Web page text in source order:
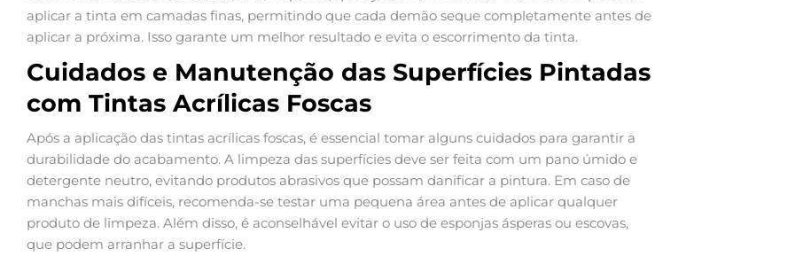
aplicar a tinta em camadas finas, permitindo que cada demão seque completamente antes de
aplicar a próxima. Isso garante um melhor resultado e evita o escorrimento da tinta.
Cuidados e Manutenção das Superfícies Pintadas
com Tintas Acrílicas Foscas
Após a aplicação das tintas acrílicas foscas, é essencial tomar alguns cuidados para garantir a
durabilidade do acabamento. A limpeza das superfícies deve ser feita com um pano úmido e
detergente neutro, evitando produtos abrasivos que possam danificar a pintura. Em caso de
manchas mais difíceis, recomenda-se testar uma pequena área antes de aplicar qualquer
produto de limpeza. Além disso, é aconselhável evitar o uso de esponjas ásperas ou escovas,
que podem arranhar a superfície.